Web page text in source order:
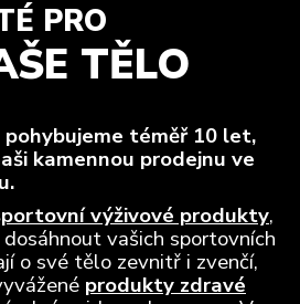
PRO
TĚLO
pohybujeme téměř 10 let,
kamennou prodejnu ve
výživové produkty,
vašich sportovních
o své tělo zevnitř i zvenčí,
produkty zdravé